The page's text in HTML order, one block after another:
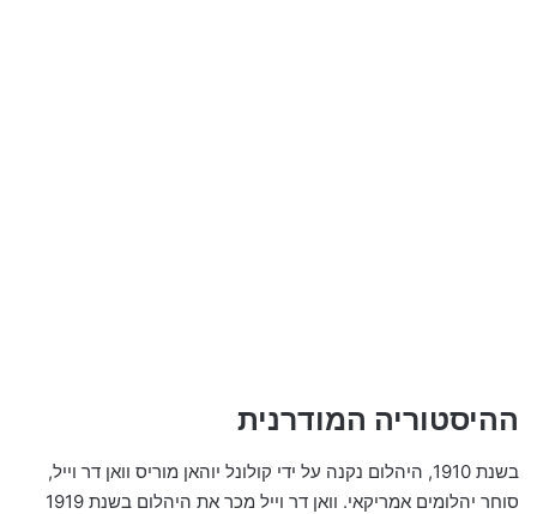
ההיסטוריה המודרנית
בשנת 1910, היהלום נקנה על ידי קולונל יוהאן מוריס וואן דר וייל,
סוחר יהלומים אמריקאי. וואן דר וייל מכר את היהלום בשנת 1919